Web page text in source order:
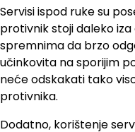
Servisi ispod ruke su
protivnik stoji daleko
spremnima da brzo
učinkovita na sporijim
neće odskakati tako
protivnika.
Dodatno, korištenje